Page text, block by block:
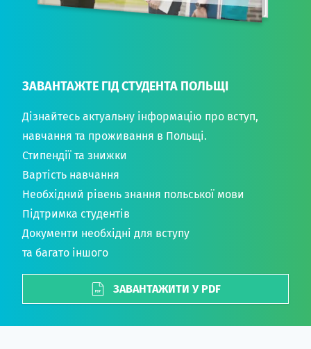
ЗАВАНТАЖТЕ ГІД СТУДЕНТА ПОЛЬЩІ
Дізнайтесь актуальну інформацію про вступ,
навчання та проживання в Польщі.
Стипендії та знижки
Вартість навчання
Необхідний рівень знання польської мови
Підтримка студентів
Документи необхідні для вступу
та багато іншого
ЗАВАНТАЖИТИ У PDF